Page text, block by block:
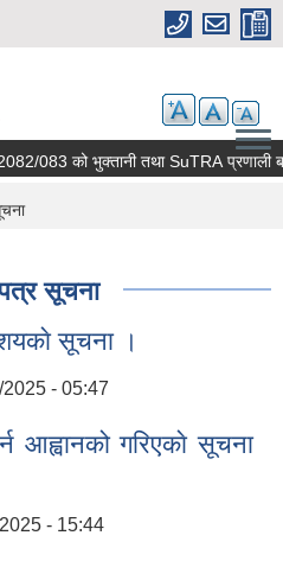
चालु आ.व.2082/083 को भुक्तानी
सूचना
सूचना ।
- 05:47
आह्वानको गरिएकाे सूचना
- 15:44